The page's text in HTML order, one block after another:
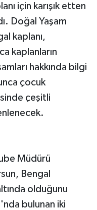
için karışık etten
Doğal Yaşam
kaplanı,
kaplanların
hakkında bilgi
çocuk
çeşitli
Müdürü
Bengal
olduğunu
bulunan iki